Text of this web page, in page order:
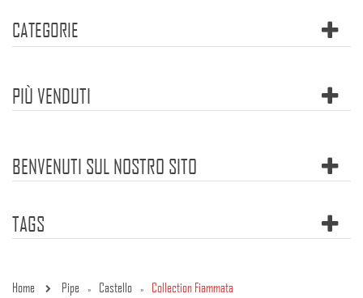
CATEGORIE
PIÙ VENDUTI
BENVENUTI SUL NOSTRO SITO
TAGS
Home Pipe » Castello » Collection Fiammata